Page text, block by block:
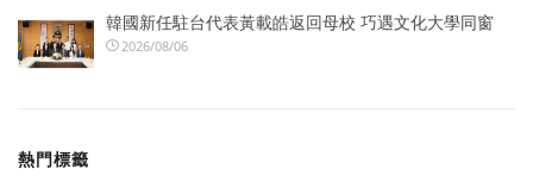
韓國新任駐台代表黃載皓返回母校 巧遇文化大學同窗
2026/08/06
熱門標籤